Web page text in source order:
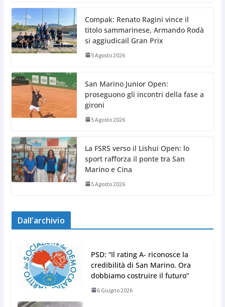
Compak: Renato Ragini vince il
titolo sammarinese, Armando Rodà
si aggiudicail Gran Prix
5 Agosto 2026
San Marino Junior Open:
proseguono gli incontri della fase a
gironi
5 Agosto 2026
La FSRS verso il Lishui Open: lo
sport rafforza il ponte tra San
Marino e Cina
5 Agosto 2026
Dall’archivio
PSD: “Il rating A- riconosce la
credibilità di San Marino. Ora
dobbiamo costruire il futuro”
6 Giugno 2026